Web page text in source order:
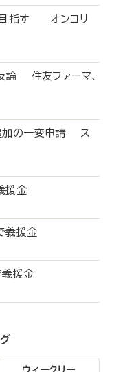
指す オンコリ
論 住友ファーマ、
加の一変申請 ス
義援金
で義援金
義援金
ウィークリー